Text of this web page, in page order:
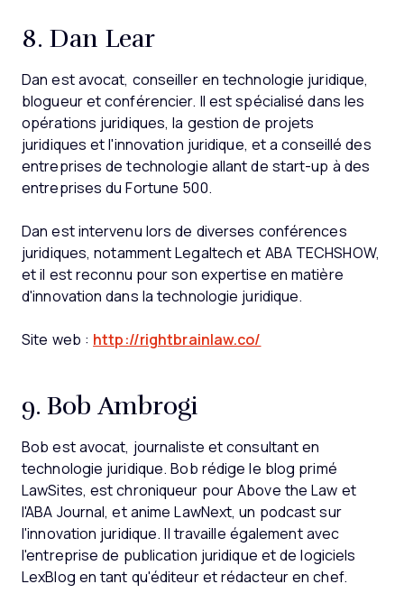
8. Dan Lear
Dan est avocat, conseiller en technologie juridique,
blogueur et conférencier. Il est spécialisé dans les
opérations juridiques, la gestion de projets
juridiques et l'innovation juridique, et a conseillé des
entreprises de technologie allant de start-up à des
entreprises du Fortune 500.
Dan est intervenu lors de diverses conférences
juridiques, notamment Legaltech et ABA TECHSHOW,
et il est reconnu pour son expertise en matière
d'innovation dans la technologie juridique.
Site web : http://rightbrainlaw.co/
9. Bob Ambrogi
Bob est avocat, journaliste et consultant en
technologie juridique. Bob rédige le blog primé
LawSites, est chroniqueur pour Above the Law et
l'ABA Journal, et anime LawNext, un podcast sur
l'innovation juridique. Il travaille également avec
l'entreprise de publication juridique et de logiciels
LexBlog en tant qu'éditeur et rédacteur en chef.